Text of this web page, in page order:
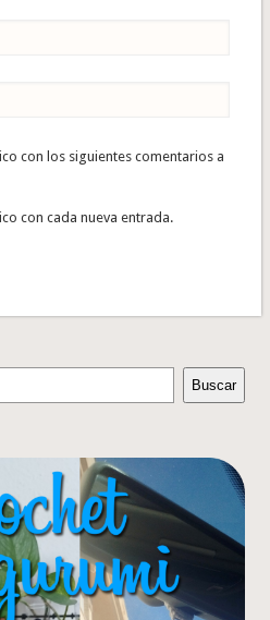
con los siguientes comentarios a
con cada nueva entrada.
Buscar